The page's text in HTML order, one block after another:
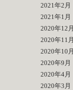
2021年2月
2021年1月
2020年12月
2020年11月
2020年10月
2020年9月
2020年4月
2020年3月